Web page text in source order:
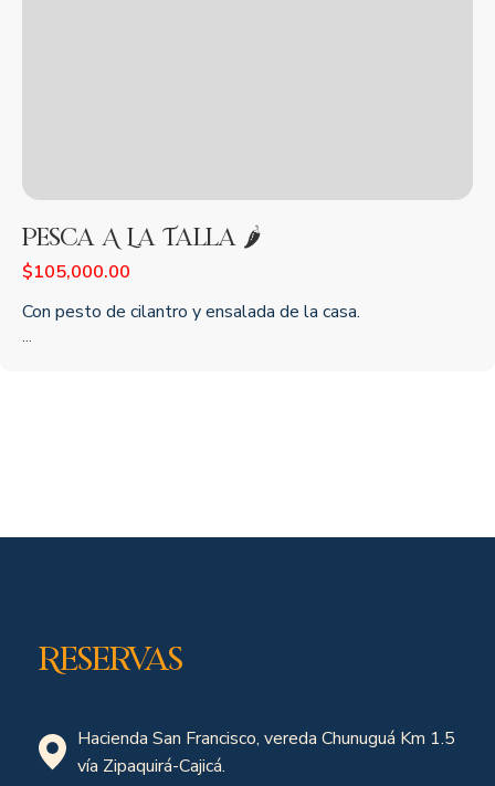
Pesca A La Talla 🌶️
$105,000.00
Con pesto de cilantro y ensalada de la casa.
...
Reservas
Hacienda San Francisco, vereda Chunuguá Km 1.5
vía Zipaquirá-Cajicá.